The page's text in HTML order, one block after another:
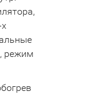
режим